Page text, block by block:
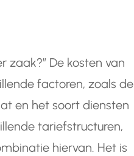
zaak?” De kosten van
factoren, zoals de
en het soort diensten
tariefstructuren,
hiervan. Het is